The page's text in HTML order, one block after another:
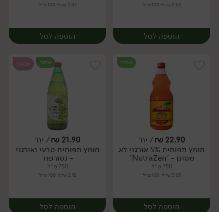
2.65 ₪ ל-100 מ״ל
הוספה לסל
יח׳
3.05 ₪ ל-100 מ״ל
הוספה לסל
יח׳
אורגני
22.90
₪/ יח׳
חומץ תפוחים 5% אורגני לא
מסונן - 'NutraZen'
750 מ״ל
3.05 ₪ ל-100 מ״ל
הוספה לסל
אורגני טבעוני
21.90
₪/ יח׳
חומץ תפוחים טבעי ואורגני
- נטורפוד
750 מ״ל
2.92 ₪ ל-100 מ״ל
הוספה לסל